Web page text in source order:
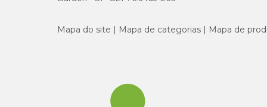
Mapa do site Mapa de categorias Mapa de